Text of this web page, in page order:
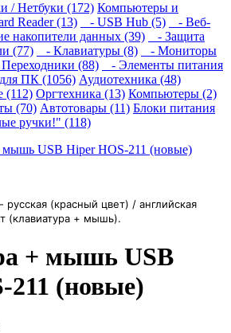
/ Нетбуки (172) Компьютеры и
Reader (13) - USB Hub (5)
- Веб-
накопители данных (39)
- Защита
(77) - Клавиатуры (8)
- Мониторы
(88)
- Элементы питания
ПК (1056) Аудиотехника (48)
(112) Оргтехника (13) Компьютеры (2)
(70) Автотовары (11) Блоки питания
ручки!" (118)
русская (красный цвет) / английская
(клавиатура + мышь).
+ мышь USB
211 (новые)